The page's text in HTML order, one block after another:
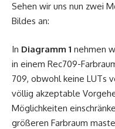
Sehen wir uns nun zwei
Bildes an:
In Diagramm 1 nehmen
in einem Rec709-
709, obwohl keine LUTs
völlig akzeptable
Möglichkeiten
größeren Farbraum